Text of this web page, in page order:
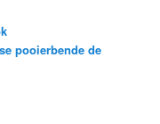
pooierbende de